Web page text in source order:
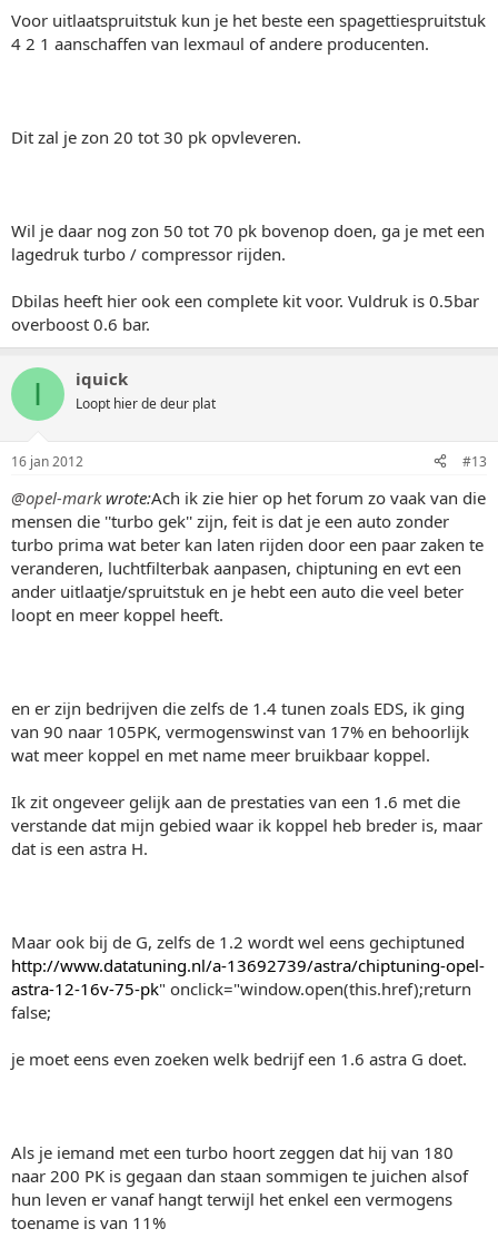
Voor uitlaatspruitstuk kun je het beste een spagettiespruitstuk
4 2 1 aanschaffen van lexmaul of andere producenten.
Dit zal je zon 20 tot 30 pk opvleveren.
Wil je daar nog zon 50 tot 70 pk bovenop doen, ga je met een
lagedruk turbo / compressor rijden.
Dbilas heeft hier ook een complete kit voor. Vuldruk is 0.5bar
overboost 0.6 bar.
I iquick
Loopt hier de deur plat
16 jan 2012 #13
@opel-markwrote:Ach ik zie hier op het forum zo vaak van die
mensen die ''turbo gek'' zijn, feit is dat je een auto zonder
turbo prima wat beter kan laten rijden door een paar zaken te
veranderen, luchtfilterbak aanpasen, chiptuning en evt een
ander uitlaatje/spruitstuk en je hebt een auto die veel beter
loopt en meer koppel heeft.
en er zijn bedrijven die zelfs de 1.4 tunen zoals EDS, ik ging
van 90 naar 105PK, vermogenswinst van 17% en behoorlijk
wat meer koppel en met name meer bruikbaar koppel.
Ik zit ongeveer gelijk aan de prestaties van een 1.6 met die
verstande dat mijn gebied waar ik koppel heb breder is, maar
dat is een astra H.
Maar ook bij de G, zelfs de 1.2 wordt wel eens gechiptuned
http://www.datatuning.nl/a-13692739/astra/chiptuning-opel-
astra-12-16v-75-pk" onclick="window.open(this.href);return
false;
je moet eens even zoeken welk bedrijf een 1.6 astra G doet.
Als je iemand met een turbo hoort zeggen dat hij van 180
naar 200 PK is gegaan dan staan sommigen te juichen alsof
hun leven er vanaf hangt terwijl het enkel een vermogens
toename is van 11%